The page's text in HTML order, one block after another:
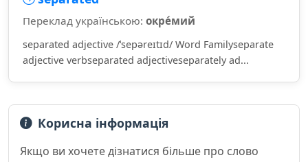
Переклад українською: окре́мий
separated adjective /ˈsepəreɪtɪd/ Word Familyseparate
adjective verbseparated adjectiveseparately ad...
Корисна інформація
Якщо ви хочете дізнатися більше про слово